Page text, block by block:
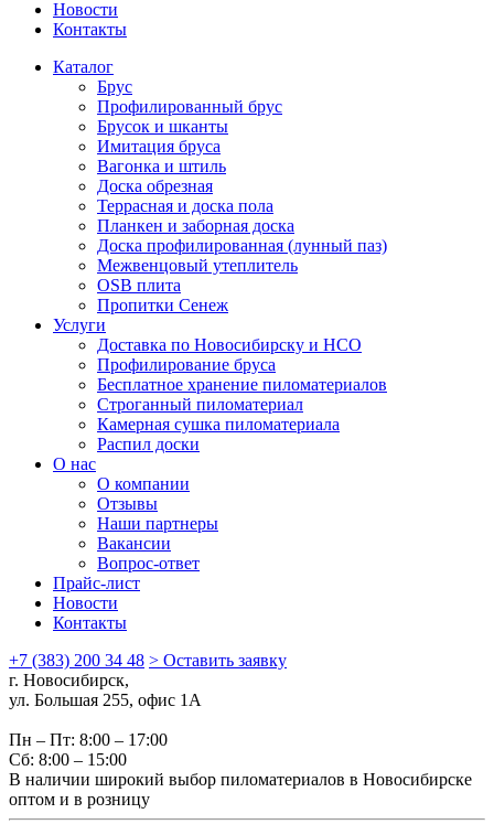
Новости
Контакты
Каталог
Брус
Профилированный брус
Брусок и шканты
Имитация бруса
Вагонка и штиль
Доска обрезная
Террасная и доска пола
Планкен и заборная доска
Доска профилированная (лунный паз)
Межвенцовый утеплитель
OSB плита
Пропитки Сенеж
Услуги
Доставка по Новосибирску и НСО
Профилирование бруса
Бесплатное хранение пиломатериалов
Строганный пиломатериал
Камерная сушка пиломатериала
Распил доски
О нас
О компании
Отзывы
Наши партнеры
Вакансии
Вопрос-ответ
Прайс-лист
Новости
Контакты
+7 (383) 200 34 48 > Оставить заявку
г. Новосибирск,
ул. Большая 255, офис 1А
Пн – Пт: 8:00 – 17:00
Сб: 8:00 – 15:00
В наличии широкий выбор пиломатериалов в Новосибирске
оптом и в розницу